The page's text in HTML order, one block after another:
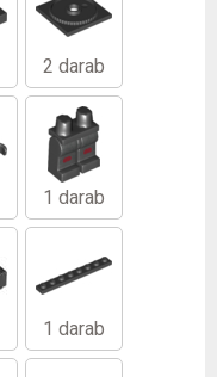
2 darab
1 darab
1 darab